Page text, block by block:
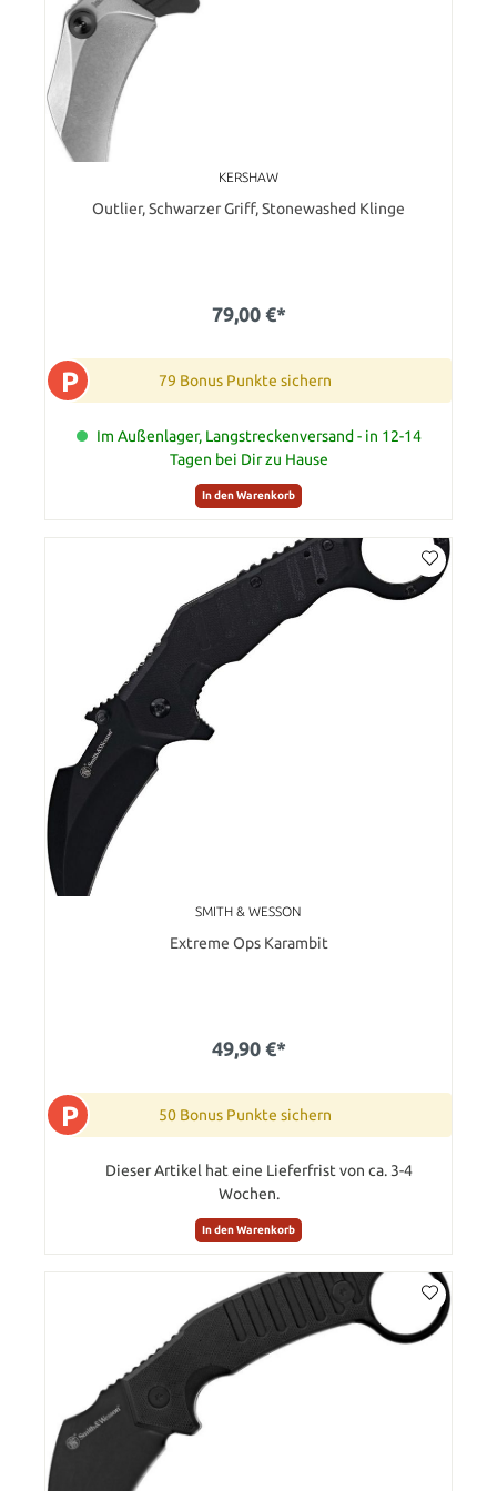
KERSHAW
Outlier, Schwarzer Griff, Stonewashed Klinge
79,00 €*
P 79 Bonus Punkte sichern
Im Außenlager, Langstreckenversand - in 12-14
Tagen bei Dir zu Hause
In den Warenkorb
SMITH & WESSON
Extreme Ops Karambit
49,90 €*
P 50 Bonus Punkte sichern
Dieser Artikel hat eine Lieferfrist von ca. 3-4
Wochen.
In den Warenkorb